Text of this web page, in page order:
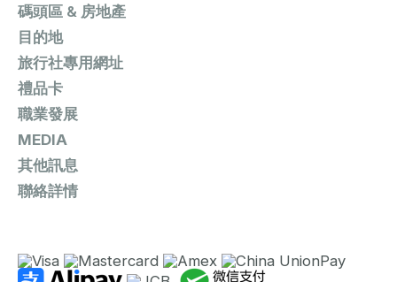
碼頭區 & 房地產
目的地
旅行社專用網址
禮品卡
職業發展
MEDIA
其他訊息
聯絡詳情